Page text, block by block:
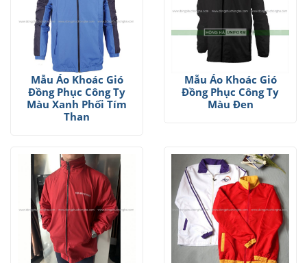
Mẫu Áo Khoác Gió
Đồng Phục Công Ty
Màu Xanh Phối Tím
Than
Mẫu Áo Khoác Gió
Đồng Phục Công Ty
Màu Đen